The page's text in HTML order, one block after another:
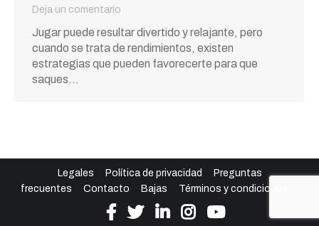
Deja un comentario
Jugar puede resultar divertido y relajante, pero
cuando se trata de rendimientos, existen
estrategias que pueden favorecerte para que
saques…
Legales Política de privacidad
Preguntas
frecuentes
Contacto Bajas Términos y condiciones